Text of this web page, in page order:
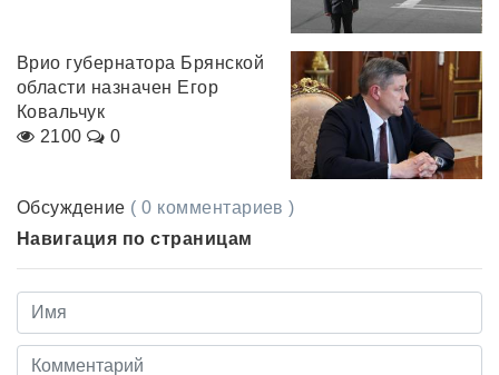
Врио губернатора Брянской
области назначен Егор
Ковальчук
2100
0
Обсуждение ( 0 комментариев )
Навигация по страницам